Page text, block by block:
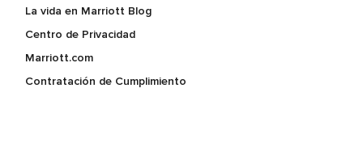
La vida en Marriott Blog
Centro de Privacidad
Marriott.com
Contratación de Cumplimiento